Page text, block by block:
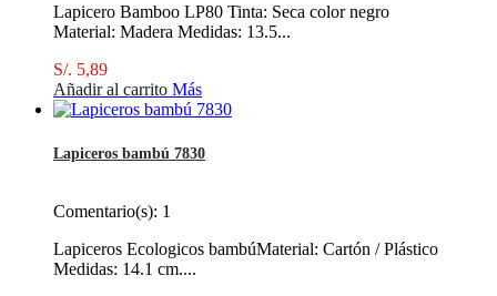
Lapicero Bamboo LP80 Tinta: Seca color negro
Material: Madera Medidas: 13.5...
S/. 5,89
Añadir al carrito Más
Lapiceros bambú 7830
Comentario(s): 1
Lapiceros Ecologicos bambúMaterial: Cartón / Plástico
Medidas: 14.1 cm....